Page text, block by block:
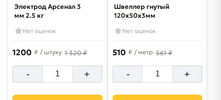
Электрод Арсенал 3
мм 2.5 кг
Нет оценок
1200 ₽ / штуку 1 320 ₽
- +
Швеллер гнутый
120х50х3мм
Нет оценок
510 ₽ / метр 561 ₽
- +